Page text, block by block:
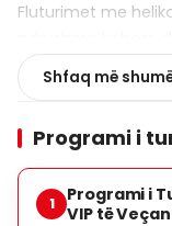
Fluturimet me
shkurtër 12
60 minuta
. Mund
Jumeirah,
të shkretëtirës në
Falcon Helitours
Shfaq më
Programi i
Programi i
VIP të